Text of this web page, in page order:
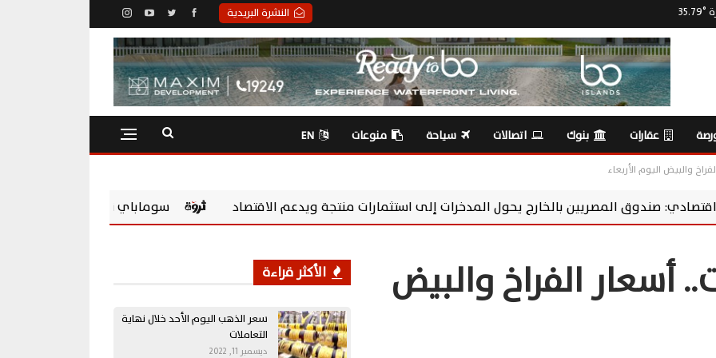
النشرة البريدية °
35.79
عقارات بنوك اتصالات سياحة منوعات EN
بالخارج يحول المدخرات إلى استثمارات منتجة ويدعم الاقتصاد سوماباي تعزز مسؤوليتها المجتمعية بشراكة مع Chevening Scholarships لتمكين الشباب المصري
جنيهات.. أسعار الفراخ والبيض الأكثر قراءة
سعر الذهب اليوم الأحد خلال نهاية
التعاملات
ديسمبر 11, 2022